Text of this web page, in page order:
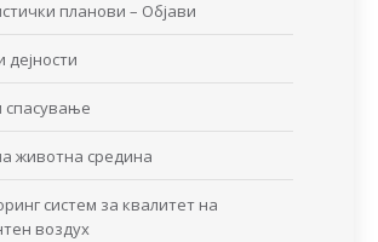
планови – Објави
дејности
спасување
животна средина
систем за квалитет на
воздух